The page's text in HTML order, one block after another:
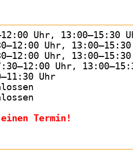
Uhr, 13:00–15:30
Uhr,
Uhr,
Uhr,
Uhr
Termin!